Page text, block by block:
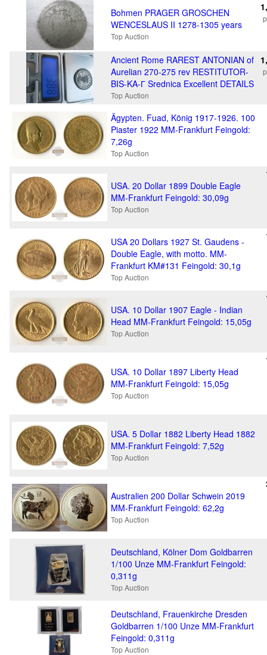
Bohmen PRAGER GROSCHEN
WENCESLAUS II 1278-1305 years
Top Auction
Ancient Rome RAREST ANTONIAN of
Aurelian 270-275 rev RESTITUTOR-
BIS-KA-Г Srednica Excellent DETAILS
Top Auction
Ägypten. Fuad, König 1917-1926. 100
Piaster 1922 MM-Frankfurt Feingold:
7,26g
Top Auction
USA. 20 Dollar 1899 Double Eagle
MM-Frankfurt Feingold: 30,09g
Top Auction
USA 20 Dollars 1927 St. Gaudens -
Double Eagle, with motto. MM-
Frankfurt KM#131 Feingold: 30,1g
Top Auction
USA. 10 Dollar 1907 Eagle - Indian
Head MM-Frankfurt Feingold: 15,05g
Top Auction
USA. 10 Dollar 1897 Liberty Head
MM-Frankfurt Feingold: 15,05g
Top Auction
USA. 5 Dollar 1882 Liberty Head 1882
MM-Frankfurt Feingold: 7,52g
Top Auction
Australien 200 Dollar Schwein 2019
MM-Frankfurt Feingold: 62,2g
Top Auction
Deutschland, Kölner Dom Goldbarren
1/100 Unze MM-Frankfurt Feingold:
0,311g
Top Auction
Deutschland, Frauenkirche Dresden
Goldbarren 1/100 Unze MM-Frankfurt
Feingold: 0,311g
Top Auction